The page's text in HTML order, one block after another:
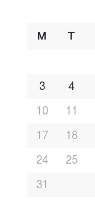
M T
3
4
10
11
17
18
24
25
31